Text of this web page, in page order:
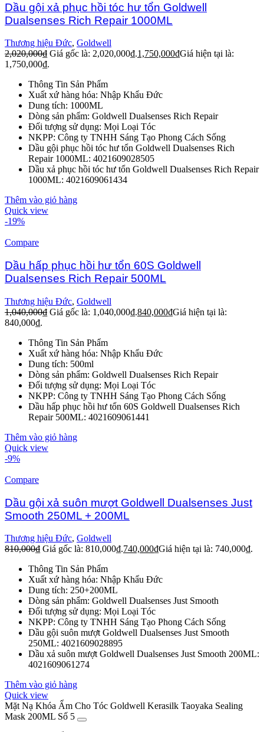
Dầu gội xả phục hồi tóc hư tổn Goldwell
Dualsenses Rich Repair 1000ML
Thương hiệu Đức, Goldwell
2,020,000₫ Giá gốc là: 2,020,000₫.1,750,000₫Giá hiện tại là:
1,750,000₫.
Thông Tin Sản Phẩm
Xuất xứ hàng hóa: Nhập Khẩu Đức
Dung tích: 1000ML
Dòng sản phẩm: Goldwell Dualsenses Rich Repair
Đối tượng sử dụng: Mọi Loại Tóc
NKPP: Công ty TNHH Sáng Tạo Phong Cách Sống
Dầu gội phục hồi tóc hư tổn Goldwell Dualsenses Rich
Repair 1000ML: 4021609028505
Dầu xả phục hồi tóc hư tổn Goldwell Dualsenses Rich Repair
1000ML: 4021609061434
Thêm vào giỏ hàng
Quick view
-19%
Compare
Dầu hấp phục hồi hư tổn 60S Goldwell
Dualsenses Rich Repair 500ML
Thương hiệu Đức, Goldwell
1,040,000₫ Giá gốc là: 1,040,000₫.840,000₫Giá hiện tại là:
840,000₫.
Thông Tin Sản Phẩm
Xuất xứ hàng hóa: Nhập Khẩu Đức
Dung tích: 500ml
Dòng sản phẩm: Goldwell Dualsenses Rich Repair
Đối tượng sử dụng: Mọi Loại Tóc
NKPP: Công ty TNHH Sáng Tạo Phong Cách Sống
Dầu hấp phục hồi hư tổn 60S Goldwell Dualsenses Rich
Repair 500ML: 4021609061441
Thêm vào giỏ hàng
Quick view
-9%
Compare
Dầu gội xả suôn mượt Goldwell Dualsenses Just
Smooth 250ML + 200ML
Thương hiệu Đức, Goldwell
810,000₫ Giá gốc là: 810,000₫.740,000₫Giá hiện tại là: 740,000₫.
Thông Tin Sản Phẩm
Xuất xứ hàng hóa: Nhập Khẩu Đức
Dung tích: 250+200ML
Dòng sản phẩm: Goldwell Dualsenses Just Smooth
Đối tượng sử dụng: Mọi Loại Tóc
NKPP: Công ty TNHH Sáng Tạo Phong Cách Sống
Dầu gội suôn mượt Goldwell Dualsenses Just Smooth
250ML: 4021609028895
Dầu xả suôn mượt Goldwell Dualsenses Just Smooth 200ML:
4021609061274
Thêm vào giỏ hàng
Quick view
Mặt Nạ Khóa Ẩm Cho Tóc Goldwell Kerasilk Taoyaka Sealing
Mask 200ML Số 5